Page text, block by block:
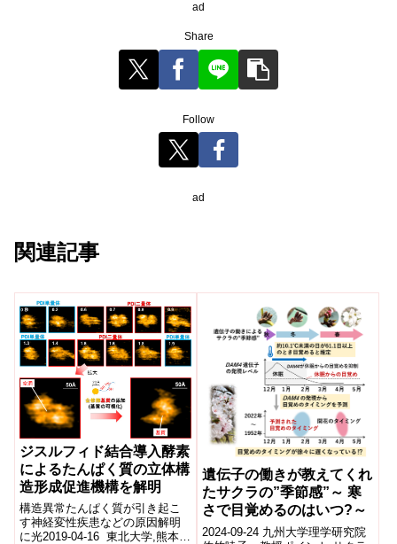
ad
Share
Follow
ad
関連記事
ジスルフィド結合導入酵素
によるたんぱく質の立体構
造形成促進機構を解明
構造異常たんぱく質が引き起こ
す神経変性疾患などの原因解明
に光2019-04-16 東北大学,熊本大
遺伝子の働きが教えてくれ
たサクラの”季節感”～ 寒
さで目覚めるのはいつ?～
2024-09-24 九州大学理学研究院